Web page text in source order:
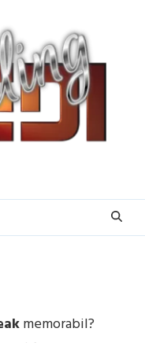
| Inspirație
memorabil?